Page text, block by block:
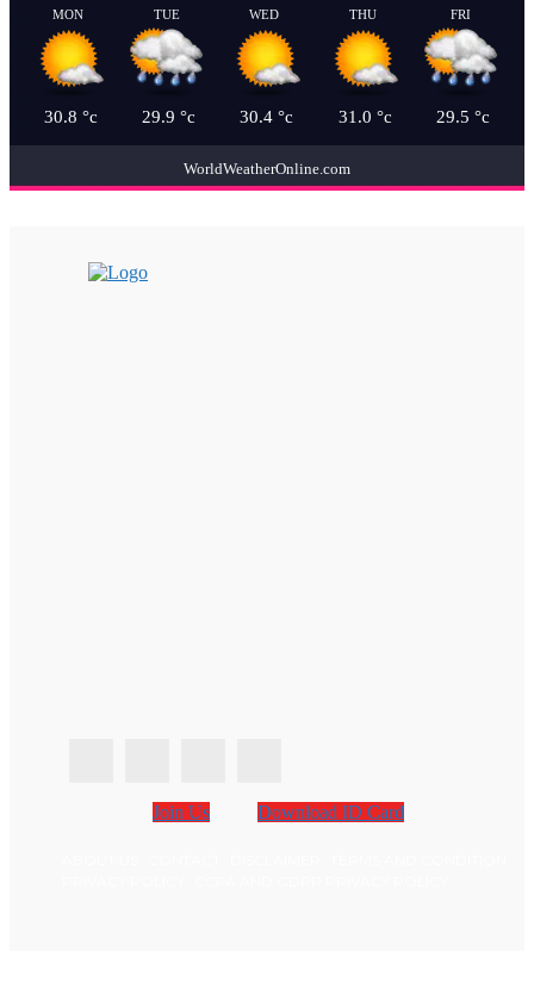
MON
30.8 °c
TUE
29.9 °c
WED
30.4 °c
THU
31.0 °c
FRI
29.5 °c
WorldWeatherOnline.com
Join Us Download ID Card